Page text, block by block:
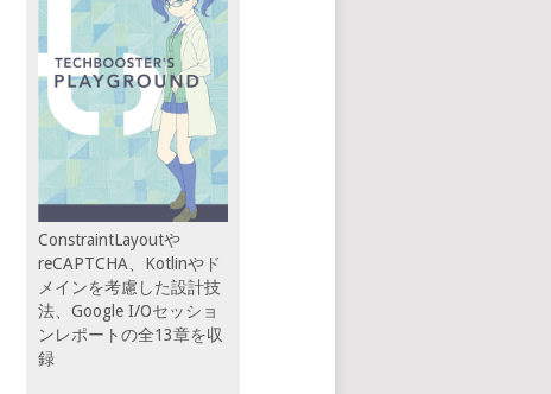
ConstraintLayoutや
reCAPTCHA、Kotlinやド
メインを考慮した設計技
法、Google I/Oセッショ
ンレポートの全13章を収
録